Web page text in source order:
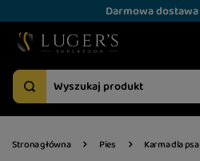
Darmowa dostawa
Strona główna Pies Karma dla psa